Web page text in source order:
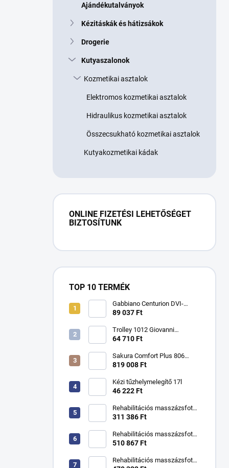
Ajándékutalványok
Kézitáskák és hátizsákok
Drogerie
Kutyaszalonok
Kozmetikai asztalok
Elektromos kozmetikai asztalok
Hidraulikus kozmetikai asztalok
Összecsukható kozmetikai asztalok
Kutyakozmetikai kádak
ONLINE FIZETÉSI LEHETŐSÉGET
BIZTOSÍTUNK
TOP 10 TERMÉK
Gabbiano Centurion DVI-
303W háromsebességes
színben
89 037 Ft
Trolley 1012 Giovanni
kozmetikai asztal
64 710 Ft
Sakura Comfort Plus 806
masszázsfotel
819 008 Ft
Kézi tűzhelymelegítő 17l
46 222 Ft
Rehabilitációs masszázsfotel
KSR kézikönyv
311 386 Ft
Rehabilitációs masszázsfotel
KSR H hidraulikus
510 867 Ft
Rehabilitációs masszázsfotel